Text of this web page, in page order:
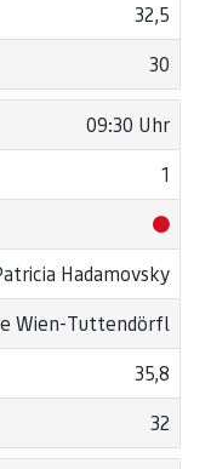
32,5
30
09:30 Uhr
1
Hadamovsky
Wien-Tuttendörfl
35,8
32